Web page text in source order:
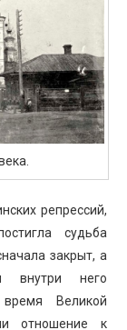
репрессий,
судьба
закрыт, а
внутри него
Великой
отношение к